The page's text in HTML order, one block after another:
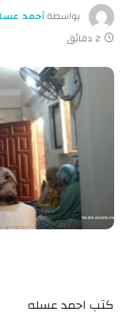
بواسطةأحمد
2 دقائق
كتب احمد عسله